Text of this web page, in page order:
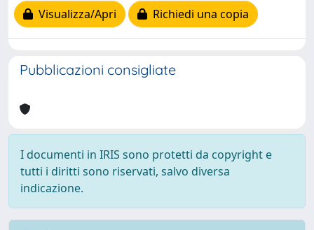
Visualizza/Apri
Richiedi una copia
Pubblicazioni consigliate
I documenti in IRIS sono protetti da copyright e
tutti i diritti sono riservati, salvo diversa
indicazione.